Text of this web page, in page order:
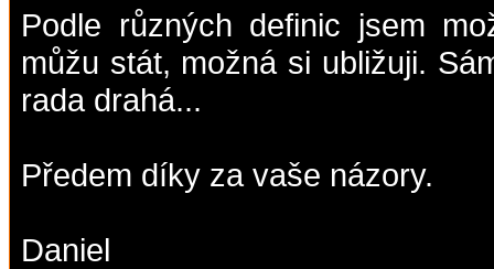
Podle různých definic jsem
můžu stát, možná si ubližuji.
rada drahá...
Předem díky za vaše názory.
Daniel